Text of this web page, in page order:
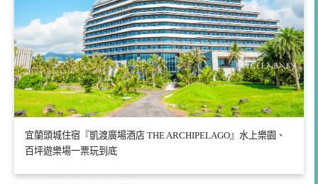
宜蘭頭城住宿『凱渡廣場酒店 THE ARCHIPELAGO』水上樂園、
百坪遊樂場一票玩到底